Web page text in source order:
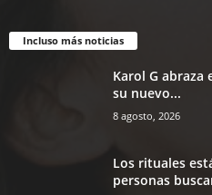
Incluso más noticias
Karol G
su nuevo...
8 agosto, 2026
Los rituales
personas